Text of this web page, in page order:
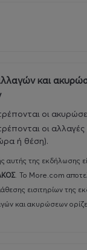
και
οι
οι
ή θέση).
αυτής της εκδήλωσης
. Το More.com
εισιτηρίων της
και ακυρώσεων